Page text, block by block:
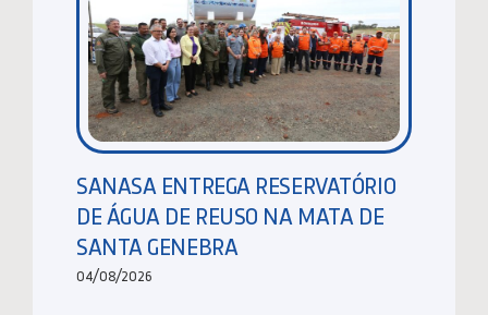
SANASA ENTREGA RESERVATÓRIO
DE ÁGUA DE REUSO NA MATA DE
SANTA GENEBRA
04/08/2026